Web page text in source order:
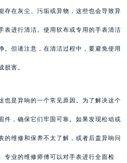
存在灰尘、污垢或异物，这些也会导致异
表进行清洁。使用软布或专用的手表清洁
。但请注意，在清洁过程中，要避免使用
损害。
是异响的一个常见原因。为了解决这个
件，确保它们牢固可靠。如果发现松动或
的维修和保养不太了解，或者后盖异响问
专业的维修师傅可以对手表进行全面检